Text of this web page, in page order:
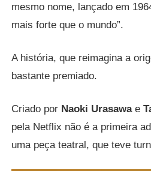
mesmo nome, lançado em
mais forte que o mundo”.
A história,que reimagina a
bastante premiado.
Criado por Naoki Urasawae
pela Netflix não é a primeira
uma peça teatral, que teve